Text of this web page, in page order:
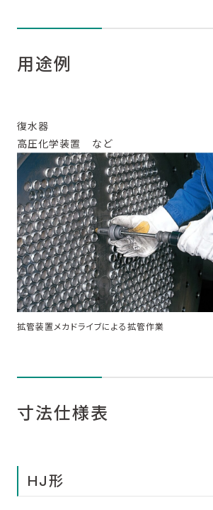
カタログダウンロード
お問い合わせ
用途例
復水器
高圧化学装置 など
拡管装置メカドライブによる拡管作業
寸法仕様表
HJ形